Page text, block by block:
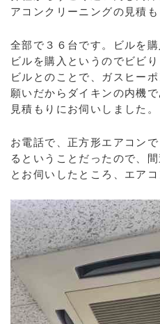
アコンクリーニングの見積も
全部で３６台です。ビルを
ビルを購入というのでビビ
ビルとのことで、ガスヒー
願いだからダイキンの内機
見積もりにお伺いしました。
お電話で、正方形エアコン
るということだったので、
とお伺いしたところ、エア